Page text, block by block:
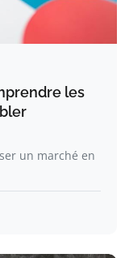
les
un marché en